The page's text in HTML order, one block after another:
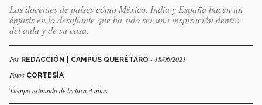
Los docentes de países cómo México, India y España hacen un
énfasis en lo desafiante que ha sido ser una inspiración dentro
del aula y de su casa.
Por REDACCIÓN | CAMPUS QUERÉTARO - 18/06/2021
Fotos CORTESÍA
Tiempo estimado de lectura:4 mins